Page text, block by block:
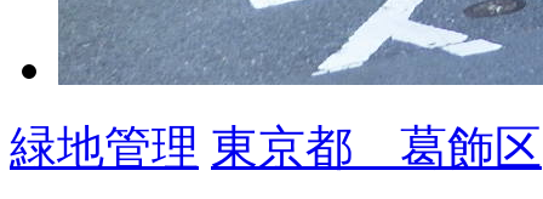
緑地管理 東京都 葛飾区